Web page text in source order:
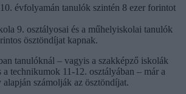
évfolyamán tanulók szintén 8 ezer forintot
9. osztályosai és a műhelyiskolai tanulók
ösztöndíjat kapnak.
tanulóknál – vagyis a szakképző iskolák
a technikumok 11-12. osztályában – már a
számolják az ösztöndíjat.